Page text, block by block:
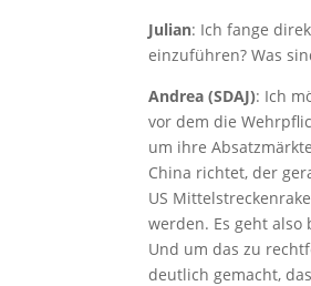
Julian: Ich fange
einzuführen? Was
Andrea (SDAJ): Ich
vor dem die
um ihre
China richtet, der
US
werden. Es geht
Und um das zu
deutlich gemacht,